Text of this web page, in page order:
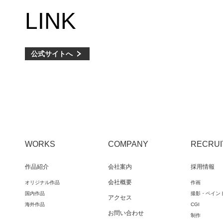
LINK
公式サイトへ
WORKS
作品紹介
オリジナル作品
国内作品
海外作品
COMPANY
会社案内
会社概要
アクセス
お問い合わせ
採用情報
作画
撮影・ペイン
CGI
制作